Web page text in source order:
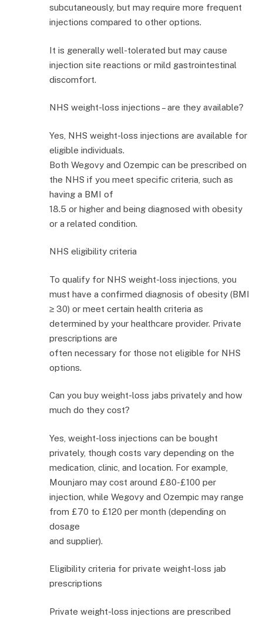
subcutaneously, but may require more frequent
injections compared to other options.
It is generally well-tolerated but may cause
injection site reactions or mild gastrointestinal
discomfort.
NHS weight-loss injections – are they available?
Yes, NHS weight-loss injections are available for
eligible individuals.
Both Wegovy and Ozempic can be prescribed on
the NHS if you meet specific criteria, such as
having a BMI of
18.5 or higher and being diagnosed with obesity
or a related condition.
NHS eligibility criteria
To qualify for NHS weight-loss injections, you
must have a confirmed diagnosis of obesity (BMI
≥ 30) or meet certain health criteria as
determined by your healthcare provider. Private
prescriptions are
often necessary for those not eligible for NHS
options.
Can you buy weight-loss jabs privately and how
much do they cost?
Yes, weight-loss injections can be bought
privately, though costs vary depending on the
medication, clinic, and location. For example,
Mounjaro may cost around £80-£100 per
injection, while Wegovy and Ozempic may range
from £70 to £120 per month (depending on
dosage
and supplier).
Eligibility criteria for private weight-loss jab
prescriptions
Private weight-loss injections are prescribed